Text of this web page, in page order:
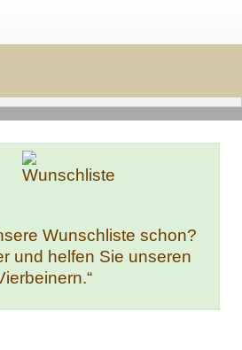
Wunschliste schon?
und helfen Sie unseren